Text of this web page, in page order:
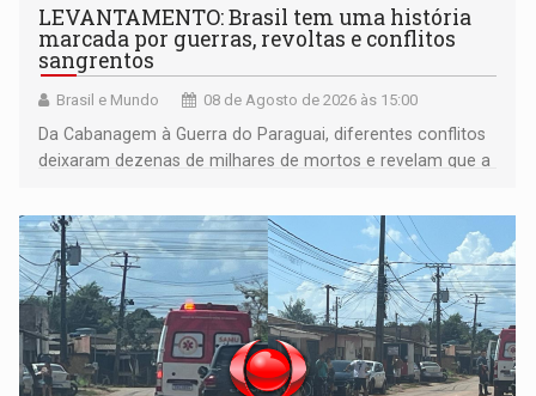
LEVANTAMENTO: Brasil tem uma história
marcada por guerras, revoltas e conflitos
sangrentos
Brasil e Mundo 08 de Agosto de 2026 às 15:00
Da Cabanagem à Guerra do Paraguai, diferentes conflitos
deixaram dezenas de milhares de mortos e revelam que a
territoriais e sociais